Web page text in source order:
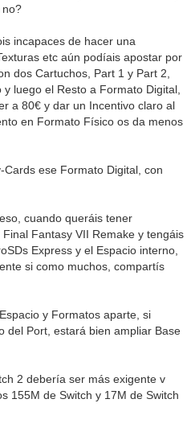
no?
incapaces de hacer una
etc aún podíais apostar por
dos Cartuchos, Part 1 y Part 2,
luego el Resto a Formato Digital,
a 80€ y dar un Incentivo claro al
en Formato Físico os da menos
ese Formato Digital, con
cuando queráis tener
Fantasy VII Remake y tengáis
Express y el Espacio interno,
si como muchos, compartís
y Formatos aparte, si
del Port, estará bien ampliar Base
2 debería ser más exigente v
155M de Switch y 17M de Switch